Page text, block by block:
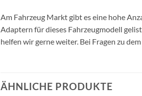
Am Fahrzeug Markt gibt es eine hohe
Adaptern für dieses Fahrzeugmodell
helfen wir gerne weiter. Bei Fragen zu
ÄHNLICHE PRODUKTE